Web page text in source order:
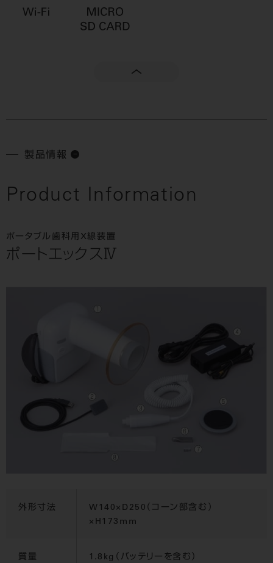
製品情報
Product Information
ポータブル歯科用X線装置
ポートエックスⅣ
外形寸法
W140×D250（コーン部含む）
×H173mm
質量 1.8kg（バッテリーを含む）